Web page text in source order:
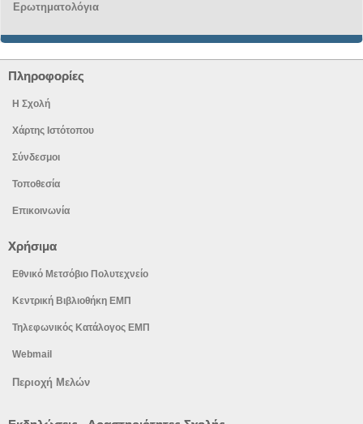
Ερωτηματολόγια
Πληροφορίες
Η Σχολή
Χάρτης Ιστότοπου
Σύνδεσμοι
Τοποθεσία
Επικοινωνία
Χρήσιμα
Εθνικό Μετσόβιο Πολυτεχνείο
Κεντρική Βιβλιοθήκη ΕΜΠ
Τηλεφωνικός Κατάλογος ΕΜΠ
Webmail
Περιοχή Μελών
Προηγούμενος